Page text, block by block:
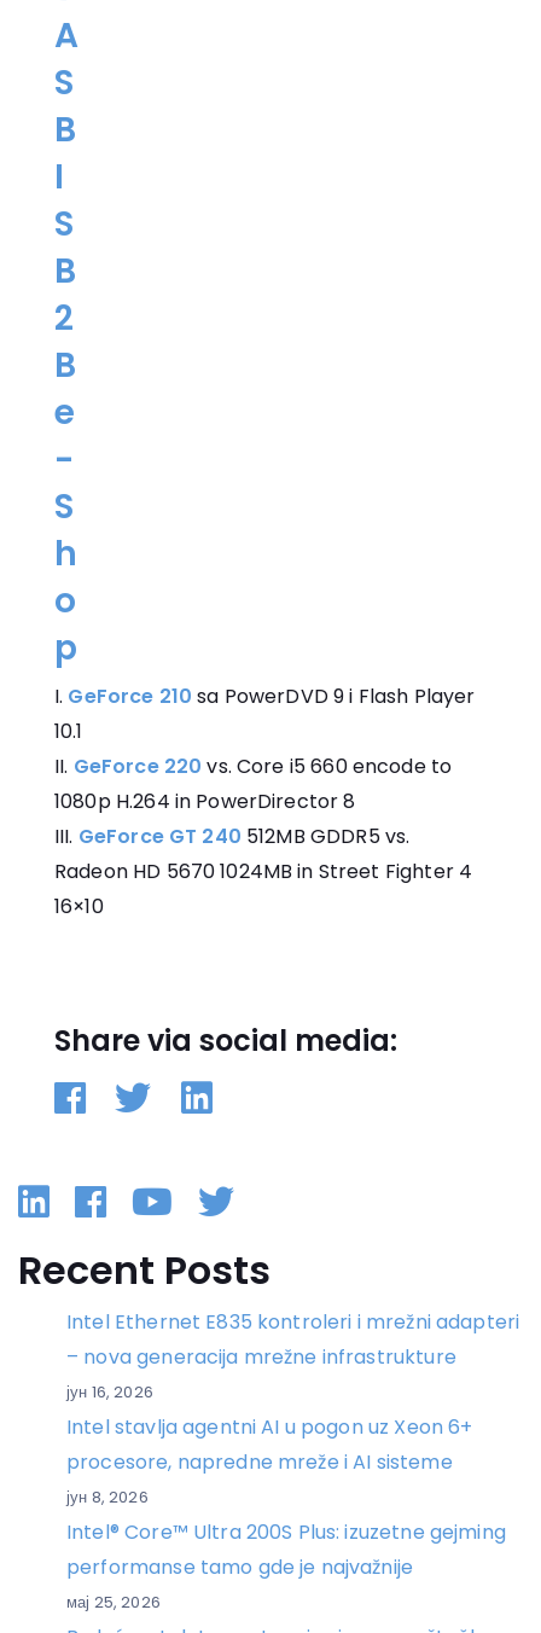
GeForce 210 sa PowerDVD 9 i Flash Player
10.1
GeForce 220 vs. Core i5 660 encode to
1080p H.264 in PowerDirector 8
GeForce GT 240 512MB GDDR5 vs.
Radeon HD 5670 1024MB in Street Fighter 4
16×10
Share via social media:
Linkedin
Facebook
YouTube
Twitter
Recent Posts
Intel Ethernet E835 kontroleri i mrežni adapteri
– nova generacija mrežne infrastrukture
јун 16, 2026
Intel stavlja agentni AI u pogon uz Xeon 6+
procesore, napredne mreže i AI sisteme
јун 8, 2026
Intel® Core™ Ultra 200S Plus: izuzetne gejming
performanse tamo gde je najvažnije
мај 25, 2026